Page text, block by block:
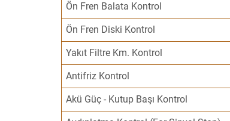
Ön Fren Balata Kontrol
Ön Fren Diski Kontrol
Yakıt Filtre Km. Kontrol
Antifriz Kontrol
Akü Güç - Kutup Başı Kontrol